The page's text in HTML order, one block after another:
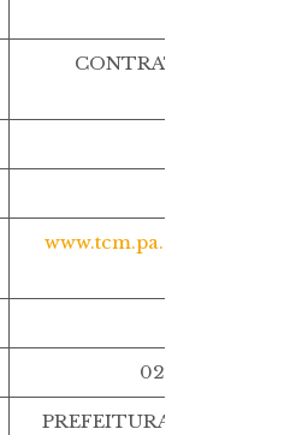
CONTRATAÇÃO DE
www.tcm.pa.gov.br/
02/09/2022 ÀS
PREFEITURA MUNICIPAL